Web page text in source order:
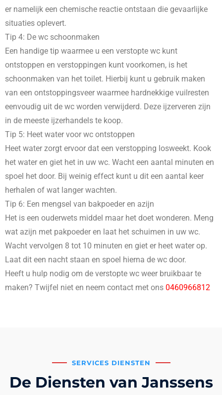
er namelijk een chemische reactie ontstaan die gevaarlijke
situaties oplevert.
Tip 4: De wc schoonmaken
Een handige tip waarmee u een verstopte wc kunt
ontstoppen en verstoppingen kunt voorkomen, is het
schoonmaken van het toilet. Hierbij kunt u gebruik maken
van een ontstoppingsveer waarmee hardnekkige vuilresten
eenvoudig uit de wc worden verwijderd. Deze ijzerveren zijn
in de meeste ijzerhandels te koop.
Tip 5: Heet water voor wc ontstoppen
Heet water zorgt ervoor dat een verstopping losweekt. Kook
het water en giet het in uw wc. Wacht een aantal minuten en
spoel het door. Bij weinig effect kunt u dit een aantal keer
herhalen of wat langer wachten.
Tip 6: Een mengsel van bakpoeder en azijn
Het is een ouderwets middel maar het doet wonderen. Meng
wat azijn met pakpoeder en laat het schuimen in uw wc.
Wacht vervolgen 8 tot 10 minuten en giet er heet water op.
Laat dit een nacht staan en spoel hierna de wc door.
Heeft u hulp nodig om de verstopte wc weer bruikbaar te
maken? Twijfel niet en neem contact met ons 0460966812
SERVICES DIENSTEN
De Diensten van Janssens